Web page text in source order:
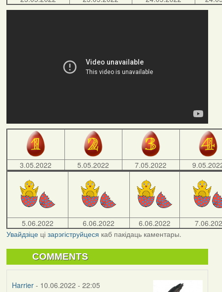
3.05.2022 5.05.2022 7.05.2022
5.06.2022 6.06.2022 6.06.2022
Увайдзіцеці зарэгіструйцеся каб пакідаць каментары.
COMMENTS
Harrier- 10.06.2022 - 22:05